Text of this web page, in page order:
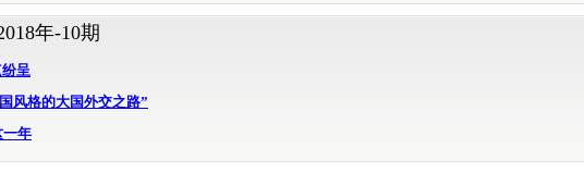
年-10期
呈
风格的大国外交之路”
一年